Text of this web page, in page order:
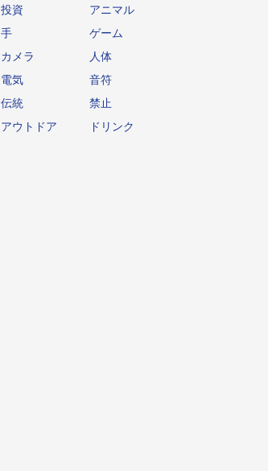
投資
アニマル
手
ゲーム
カメラ
人体
電気
音符
伝統
禁止
アウトドア ドリンク